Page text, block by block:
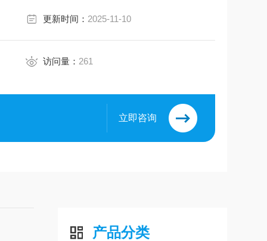
更新时间： 2025-11-10
访问量： 261
立即咨询
产品分类